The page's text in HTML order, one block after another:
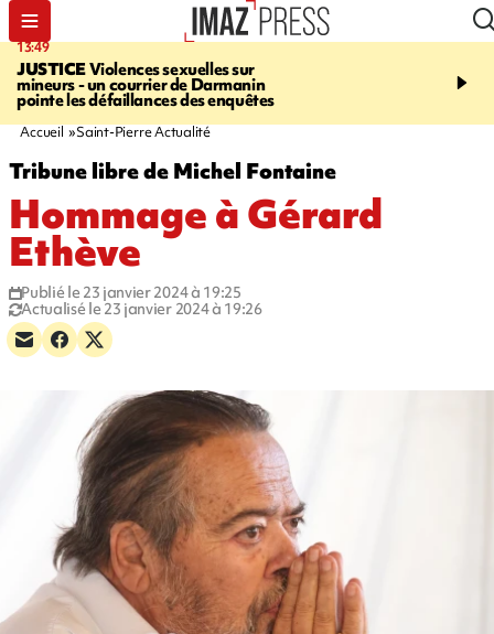
13:49
JUSTICEViolences sexuelles sur
mineurs - un courrier de Darmanin
pointe les défaillances des enquêtes
17:59
Corniche - la route du
Accueil Saint-Pierre Actualité
Tribune libre de Michel Fontaine
Hommage à Gérard
Ethève
Publié le 23 janvier 2024 à 19:25
Actualisé le 23 janvier 2024 à 19:26